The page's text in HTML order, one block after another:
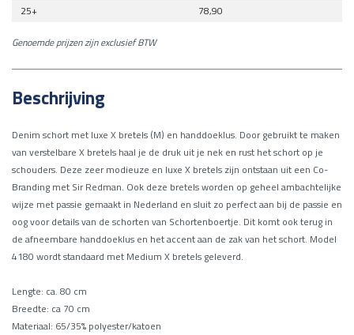
en
25+
78,90
Genoemde prijzen zijn exclusief BTW
Beschrijving
Denim schort met luxe X bretels (M) en handdoeklus. Door gebruikt te maken
van verstelbare X bretels haal je de druk uit je nek en rust het schort op je
schouders. Deze zeer modieuze en luxe X bretels zijn ontstaan uit een Co-
Branding met Sir Redman. Ook deze bretels worden op geheel ambachtelijke
wijze met passie gemaakt in Nederland en sluit zo perfect aan bij de passie en
oog voor details van de schorten van Schortenboertje. Dit komt ook terug in
de afneembare handdoeklus en het accent aan de zak van het schort. Model
4180 wordt standaard met Medium X bretels geleverd.
Lengte: ca. 80 cm
Breedte: ca 70 cm
Materiaal: 65/35% polyester/katoen